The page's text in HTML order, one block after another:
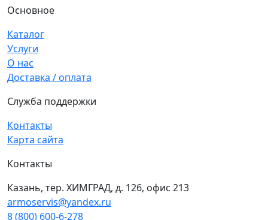
Основное
Каталог
Услуги
О нас
Доставка / оплата
Служба поддержки
Контакты
Карта сайта
Контакты
Казань, тер. ХИМГРАД, д. 126, офис 213
armoservis@yandex.ru
8 (800) 600-6-278